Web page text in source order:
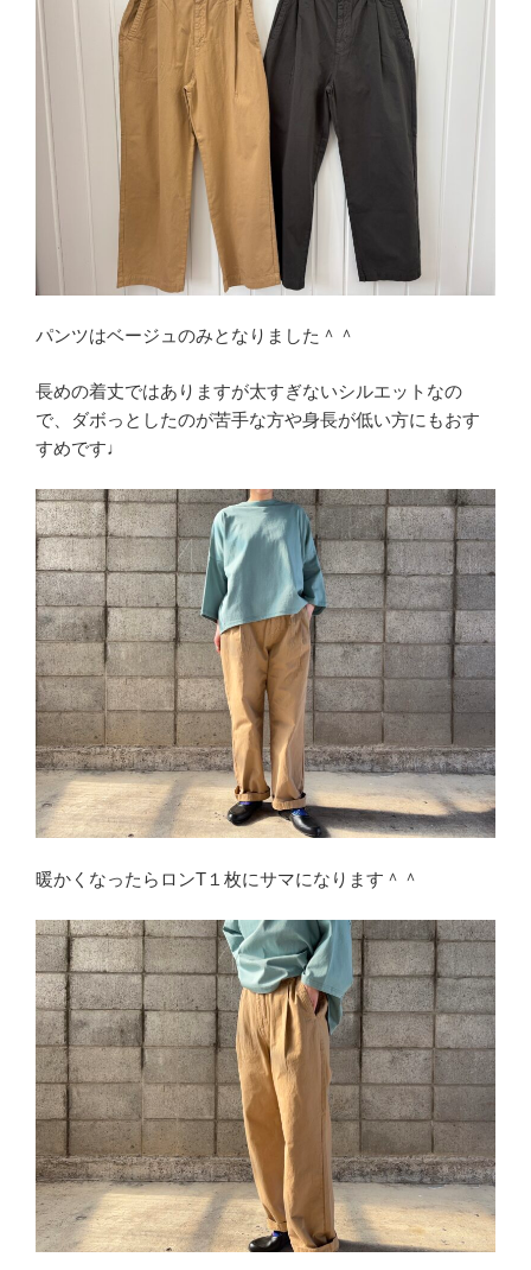
パンツはベージュのみとなりました＾＾
長めの着丈ではありますが太すぎないシルエットなの
で、ダボっとしたのが苦手な方や身長が低い方にもおす
すめです♩
暖かくなったらロンT１枚にサマになります＾＾